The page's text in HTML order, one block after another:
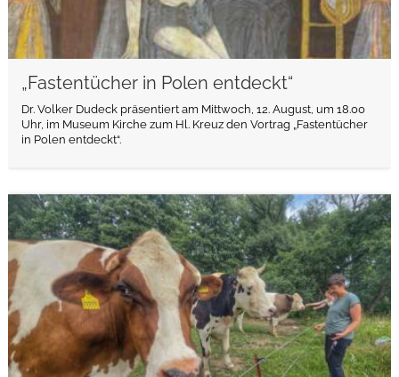
„Fastentücher in Polen entdeckt“
Dr. Volker Dudeck präsentiert am Mittwoch, 12. August, um 18.00
Uhr, im Museum Kirche zum Hl. Kreuz den Vortrag „Fastentücher
in Polen entdeckt“.
weiterlesen